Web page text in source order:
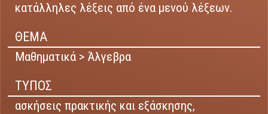
κατάλληλες λέξεις από ένα μενού λέξεων.
ΘΕΜΑ
Μαθηματικά > Άλγεβρα
ΤΥΠΟΣ
ασκήσεις πρακτικής και εξάσκησης,